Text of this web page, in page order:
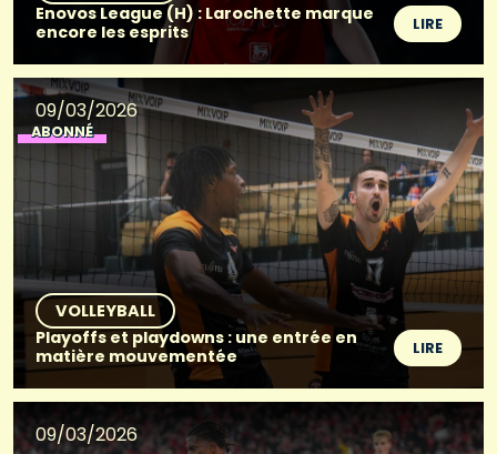
Enovos League (H) : Larochette marque
encore les esprits
LIRE
09/03/2026
ABONNÉ
VOLLEYBALL
Playoffs et playdowns : une entrée en
matière mouvementée
LIRE
09/03/2026